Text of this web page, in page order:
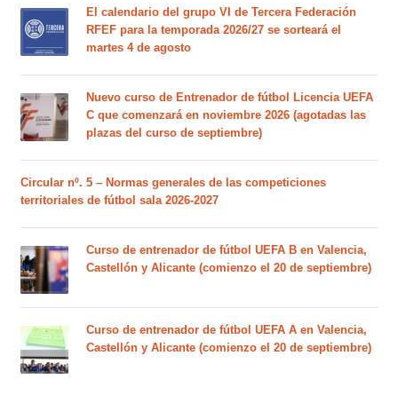
El calendario del grupo VI de Tercera Federación
RFEF para la temporada 2026/27 se sorteará el
martes 4 de agosto
Nuevo curso de Entrenador de fútbol Licencia UEFA
C que comenzará en noviembre 2026 (agotadas las
plazas del curso de septiembre)
Circular nº. 5 – Normas generales de las competiciones
territoriales de fútbol sala 2026-2027
Curso de entrenador de fútbol UEFA B en Valencia,
Castellón y Alicante (comienzo el 20 de septiembre)
Curso de entrenador de fútbol UEFA A en Valencia,
Castellón y Alicante (comienzo el 20 de septiembre)